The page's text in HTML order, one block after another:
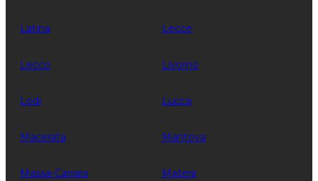
Latina Lecce
Lecco Livorno
Lodi Lucca
Macerata Mantova
Massa-Carrara Matera